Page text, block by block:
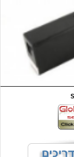
\תכלת
₪44.00
₪49.00